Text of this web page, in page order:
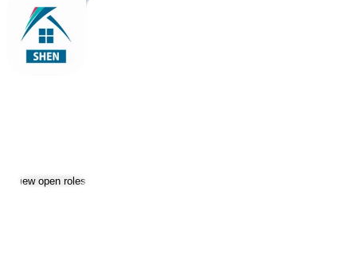
View open roles